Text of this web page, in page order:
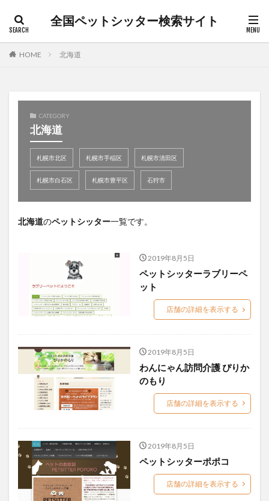
全国ペットシッター検索サイト
HOME 北海道
CATEGORY
北海道
札幌市北区 札幌市手稲区 札幌市清田区
札幌市白石区 札幌市豊平区 石狩市
北海道のペットシッター一覧です。
2019年8月5日
ペットシッターラブリーペ
ット
店舗の詳細を表示する
2019年8月5日
わんにゃん訪問介護 ぴりか
のもり
店舗の詳細を表示する
2019年8月5日
ペットシッターポポコ
店舗の詳細を表示する
カテゴリー
キャットシッター
枚方市
犬ペットシッター
猫ペットシッター
猫介護
白山市 笛吹市 老犬
草加市
長野市 日高市
ペットシッター
前橋市
ペットホテル
ペット介護
ペット訪問介護
堺市北区
大田区
川口市 座間市 飯能市